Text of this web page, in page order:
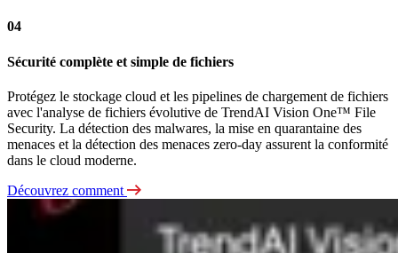
04
Sécurité complète et simple de fichiers
Protégez le stockage cloud et les pipelines de chargement de fichiers
avec l'analyse de fichiers évolutive de TrendAI Vision One™ File
Security. La détection des malwares, la mise en quarantaine des
menaces et la détection des menaces zero-day assurent la conformité
dans le cloud moderne.
Découvrez comment